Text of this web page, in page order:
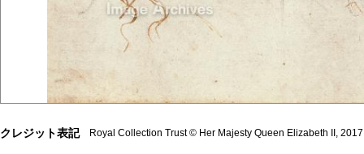
クレジット表記 Royal Collection Trust © Her Majesty Queen Elizabeth II,